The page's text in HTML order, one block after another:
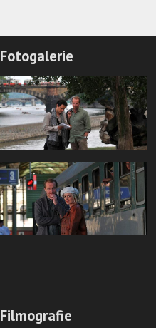
Fotogalerie
Filmografie